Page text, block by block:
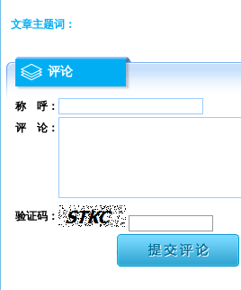
文章主题词：
评论
称 呼：
评 论：
验证码：